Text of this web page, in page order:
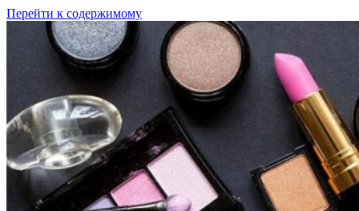
Перейти к содержимому